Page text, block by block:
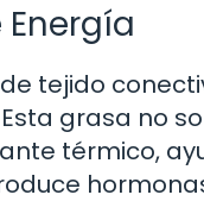
tejido
grasa no
térmico,